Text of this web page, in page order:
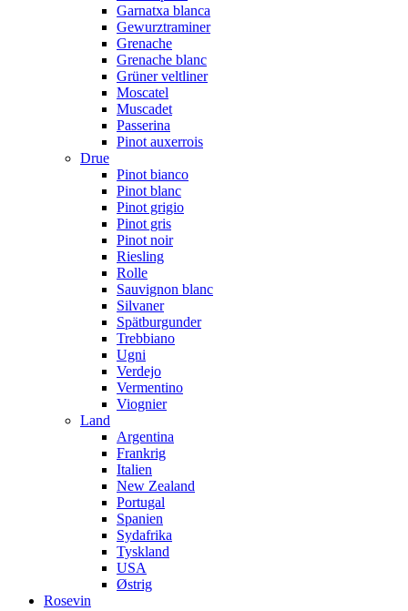
Garnatxa blanca
Gewurztraminer
Grenache
Grenache blanc
Grüner veltliner
Moscatel
Muscadet
Passerina
Pinot auxerrois
Drue
Pinot bianco
Pinot blanc
Pinot grigio
Pinot gris
Pinot noir
Riesling
Rolle
Sauvignon blanc
Silvaner
Spätburgunder
Trebbiano
Ugni
Verdejo
Vermentino
Viognier
Land
Argentina
Frankrig
Italien
New Zealand
Portugal
Spanien
Sydafrika
Tyskland
USA
Østrig
Rosevin